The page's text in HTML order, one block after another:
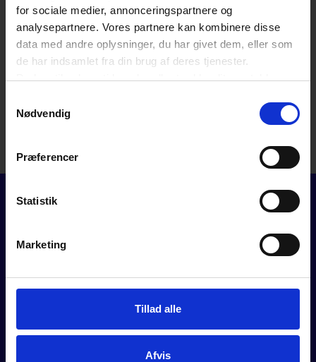
for sociale medier, annonceringspartnere og
analysepartnere. Vores partnere kan kombinere disse
data med andre oplysninger, du har givet dem, eller som
de har indsamlet fra din brug af deres tjenester.
Du kan til enhver tid ændre eller trække dit samtykke
hjørne på websitet.
Nødvendig
Præferencer
Statistik
Marketing
Tillad alle
Afvis
DOWNLOAD
FOR MEDLEMMER
Værktøjer